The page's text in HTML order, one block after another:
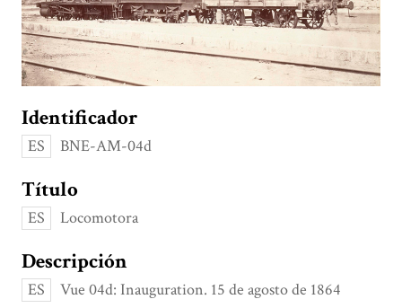
Identificador
ES BNE-AM-04d
Título
ES Locomotora
Descripción
ES Vue 04d: Inauguration. 15 de agosto de 1864